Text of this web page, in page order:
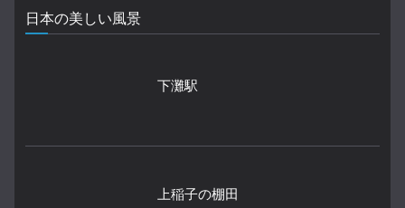
日本の美しい風景
下灘駅
上稲子の棚田